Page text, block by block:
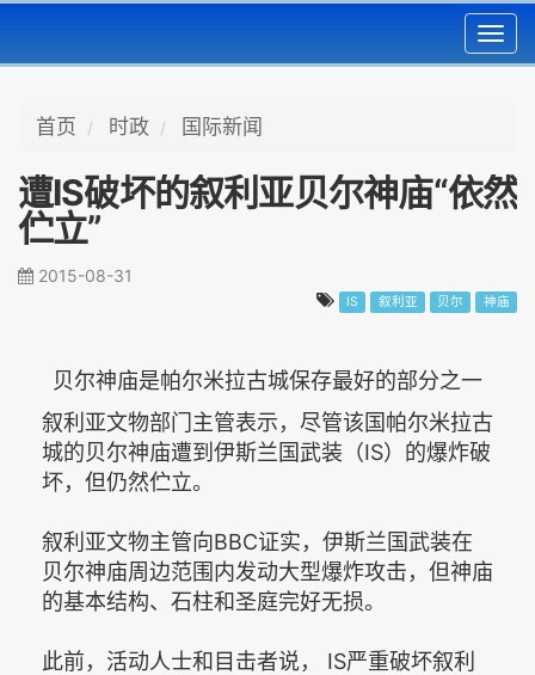
首页 时政 国际新闻
遭IS破坏的叙利亚贝尔神庙“依然
伫立”
2015-08-31
IS 叙利亚 贝尔 神庙
贝尔神庙是帕尔米拉古城保存最好的部分之一
叙利亚文物部门主管表示，尽管该国帕尔米拉古
城的贝尔神庙遭到伊斯兰国武装（IS）的爆炸破
坏，但仍然伫立。
叙利亚文物主管向BBC证实，伊斯兰国武装在
贝尔神庙周边范围内发动大型爆炸攻击，但神庙
的基本结构、石柱和圣庭完好无损。
此前，活动人士和目击者说， IS严重破坏叙利